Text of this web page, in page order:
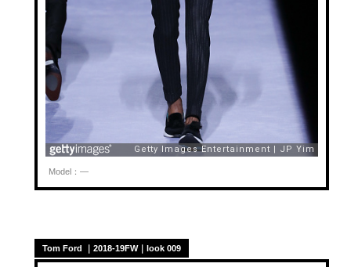
Model：—
Tom Ford ｜2018-19FW｜look 009